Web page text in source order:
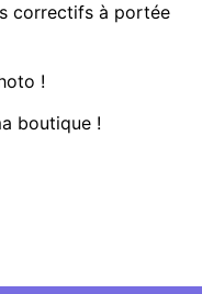
correctifs à portée
!
boutique !